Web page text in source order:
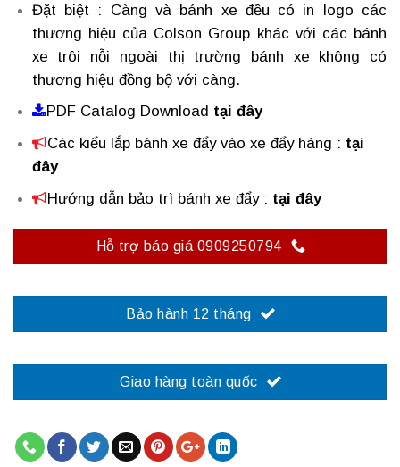
Đặt biệt : Càng và bánh xe đều có in logo các
thương hiệu của Colson Group khác với các bánh
xe trôi nỗi ngoài thị trường bánh xe không có
thương hiệu đồng bộ với càng.
PDF Catalog Download tại đây
Các kiểu lắp bánh xe đẩy vào xe đẩy hàng : tại
đây
Hướng dẫn bảo trì bánh xe đẩy: tại đây
Hỗ trợ báo giá 0909250794
Bảo hành 12 tháng
Giao hàng toàn quốc